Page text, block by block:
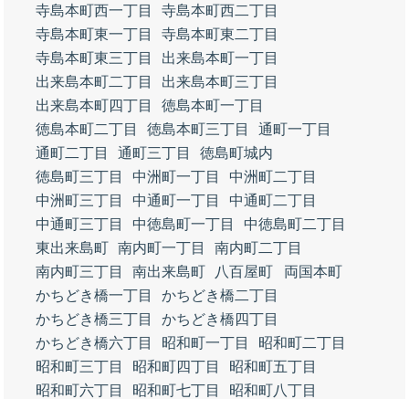
寺島本町西一丁目
寺島本町西二丁目
寺島本町東一丁目
寺島本町東二丁目
寺島本町東三丁目
出来島本町一丁目
出来島本町二丁目
出来島本町三丁目
出来島本町四丁目
徳島本町一丁目
徳島本町二丁目
徳島本町三丁目
通町一丁目
通町二丁目
通町三丁目
徳島町城内
徳島町三丁目
中洲町一丁目
中洲町二丁目
中洲町三丁目
中通町一丁目
中通町二丁目
中通町三丁目
中徳島町一丁目
中徳島町二丁目
東出来島町 南内町一丁目
南内町二丁目
南内町三丁目
南出来島町 八百屋町
両国本町
かちどき橋一丁目
かちどき橋二丁目
かちどき橋三丁目
かちどき橋四丁目
かちどき橋六丁目
昭和町一丁目
昭和町二丁目
昭和町三丁目
昭和町四丁目
昭和町五丁目
昭和町六丁目
昭和町七丁目
昭和町八丁目